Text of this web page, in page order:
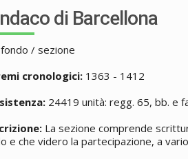
di Barcellona
/ sezione
cronologici: 1363 - 1412
24419 unità: regg. 65, bb. e
La sezione comprende
e che videro la partecipazione, a